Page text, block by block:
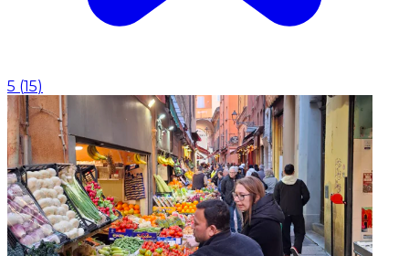
5 (15)